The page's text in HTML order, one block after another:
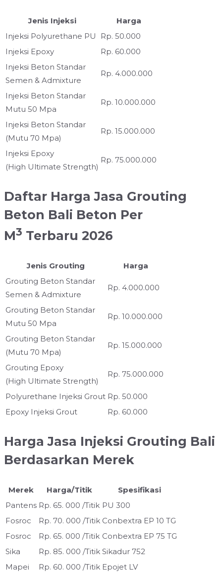
Jenis Injeksi
Harga
Injeksi Polyurethane PU
Rp. 50.000
Injeksi Epoxy
Rp. 60.000
Injeksi Beton Standar
Semen & Admixture
Rp. 4.000.000
Injeksi Beton Standar
Mutu 50 Mpa
Rp. 10.000.000
Injeksi Beton Standar
(Mutu 70 Mpa)
Rp. 15.000.000
Injeksi Epoxy
(High Ultimate Strength)
Rp. 75.000.000
Daftar Harga Jasa Grouting
Beton Bali Beton Per
M3 Terbaru 2026
Jenis Grouting
Harga
Grouting Beton Standar
Semen & Admixture
Rp. 4.000.000
Grouting Beton Standar
Mutu 50 Mpa
Rp. 10.000.000
Grouting Beton Standar
(Mutu 70 Mpa)
Rp. 15.000.000
Grouting Epoxy
(High Ultimate Strength)
Rp. 75.000.000
Polyurethane Injeksi Grout Rp. 50.000
Epoxy Injeksi Grout
Rp. 60.000
Harga Jasa Injeksi Grouting Bali
Berdasarkan Merek
Merek Harga/Titik
Spesifikasi
Pantens Rp. 65. 000 /Titik PU 300
Fosroc
Rp. 70. 000 /Titik Conbextra EP 10 TG
Fosroc
Rp. 65. 000 /Titik Conbextra EP 75 TG
Sika
Rp. 85. 000 /Titik Sikadur 752
Mapei
Rp. 60. 000 /Titik Epojet LV